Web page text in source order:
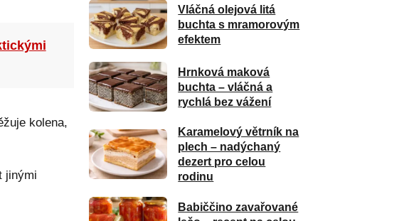
kolena,
jinými
Vláčná olejová litá
buchta s mramorovým
efektem
Hrnková maková
buchta – vláčná a
rychlá bez vážení
Karamelový větrník na
plech – nadýchaný
dezert pro celou
rodinu
Babiččino zavařované